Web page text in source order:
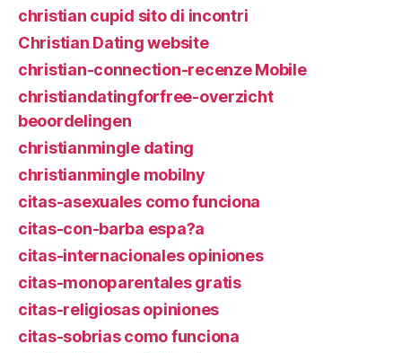
christian cupid sito di incontri
Christian Dating website
christian-connection-recenze Mobile
christiandatingforfree-overzicht
beoordelingen
christianmingle dating
christianmingle mobilny
citas-asexuales como funciona
citas-con-barba espa?a
citas-internacionales opiniones
citas-monoparentales gratis
citas-religiosas opiniones
citas-sobrias como funciona